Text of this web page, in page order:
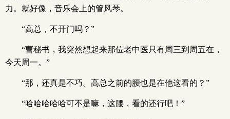
力。就好像，音乐会上的管风琴。
“高总，不开门吗？”
“曹秘书，我突然想起来那位老中医只有周三到周五在，
今天周一。”
“那，还真是不巧。高总之前的腰也是在他这看的？”
“哈哈哈哈哈可不是嘛，这腰，看的还行吧！”